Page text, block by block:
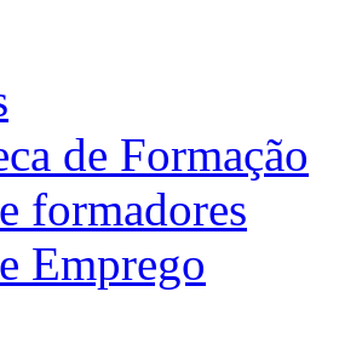
de Formação
formadores
Emprego